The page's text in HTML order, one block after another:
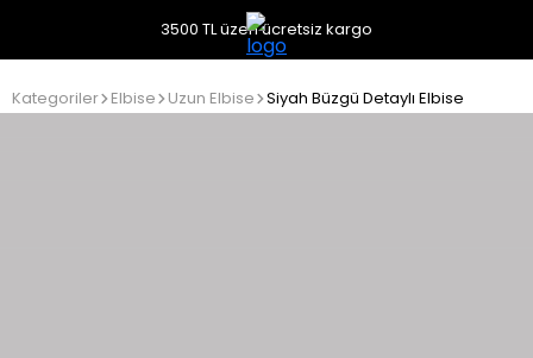
3500 TL üzeri ücretsiz kargo
Kategoriler Elbise Uzun Elbise Siyah Büzgü Detaylı Elbise